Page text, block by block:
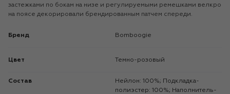
застежками по бокам на низе и регулируемыми ремешками велкро
на поясе декорировали брендированным патчем спереди.
Бренд Bomboogie
Цвет Темно-розовый
Состав
Нейлон: 100%; Подкладка-
полиэстер: 100%; Наполнитель-